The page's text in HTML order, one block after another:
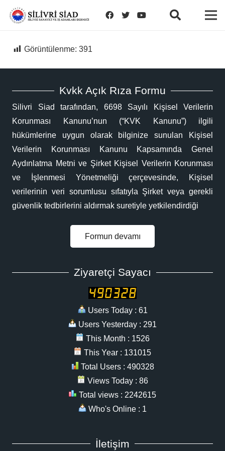
Görüntülenme: 391
Kvkk Açık Rıza Formu
Silivri Siad tarafından, 6698 Sayılı Kişisel Verilerin
Korunması Kanunu’nun (“KVK Kanunu”) ilgili
hükümlerine uygun olarak bilginize sunulan Kişisel
Verilerin Korunması Kanunu Kapsamında Genel
Aydınlatma Metni ve Şirket Kişisel Verilerin Korunması
ve İşlenmesi Yönetmeliği çerçevesinde, Kişisel
verilerinin veri sorumlusu sıfatıyla Şirket veya gerekli
güvenlik tedbirlerini aldırmak suretiyle yetkilendirdiği
Formun devamı
Ziyaretçi Sayacı
Users Today : 61
Users Yesterday : 291
This Month : 1526
This Year : 131015
Total Users : 490328
Views Today : 86
Total views : 2242615
Who's Online : 1
İletişim